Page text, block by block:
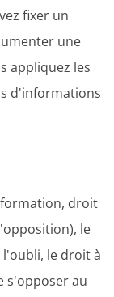
fixer un
une
appliquez les
d'informations
droit
le
le droit à
s'opposer au